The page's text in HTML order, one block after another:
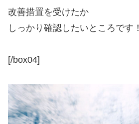
改善措置を受けたか
しっかり確認したいところです！
[/box04]